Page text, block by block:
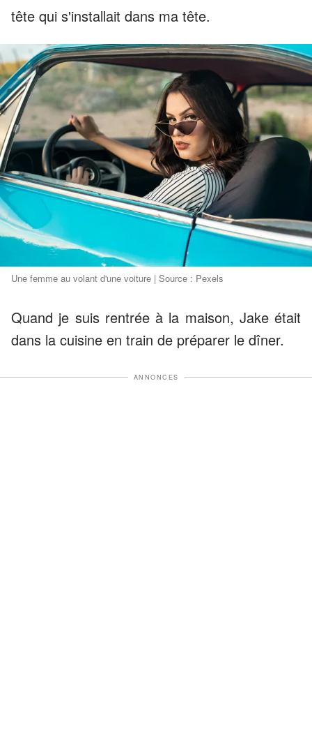
tête qui s'installait dans ma tête.
Une femme au volant d'une voiture | Source : Pexels
Quand je suis rentrée à la maison, Jake était
dans la cuisine en train de préparer le dîner.
ANNONCES